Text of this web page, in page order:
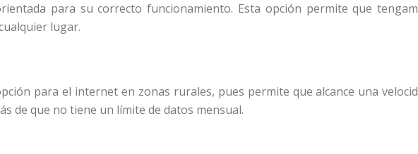
para su correcto funcionamiento. Esta opción permite que
lugar.
para el internet en zonas rurales, pues permite que alcance una
de que no tiene un límite de datos mensual.